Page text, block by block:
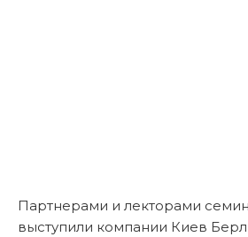
Партнерами и лекторами
выступили компании Киев